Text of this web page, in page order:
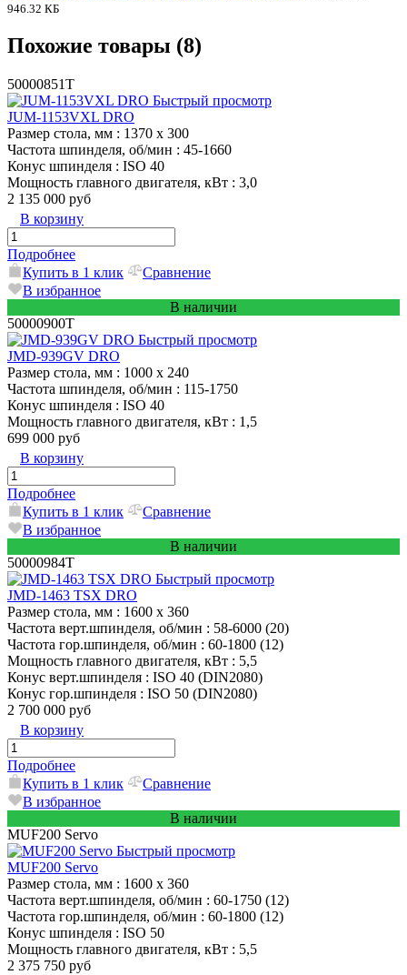
946.32 КБ
Похожие товары (8)
50000851T
Быстрый просмотр
JUM-1153VXL DRO
Размер стола, мм : 1370 x 300
Частота шпинделя, об/мин : 45-1660
Конус шпинделя : ISO 40
Мощность главного двигателя, кВт : 3,0
2 135 000 руб
В корзину
Подробнее
Купить в 1 клик
Сравнение
В избранное
В наличии
50000900T
Быстрый просмотр
JMD-939GV DRO
Размер стола, мм : 1000 х 240
Частота шпинделя, об/мин : 115-1750
Конус шпинделя : ISO 40
Мощность главного двигателя, кВт : 1,5
699 000 руб
В корзину
Подробнее
Купить в 1 клик
Сравнение
В избранное
В наличии
50000984T
Быстрый просмотр
JMD-1463 TSX DRO
Размер стола, мм : 1600 x 360
Частота верт.шпинделя, об/мин : 58-6000 (20)
Частота гор.шпинделя, об/мин : 60-1800 (12)
Мощность главного двигателя, кВт : 5,5
Конус верт.шпинделя : ISO 40 (DIN2080)
Конус гор.шпинделя : ISO 50 (DIN2080)
2 700 000 руб
В корзину
Подробнее
Купить в 1 клик
Сравнение
В избранное
В наличии
MUF200 Servo
Быстрый просмотр
MUF200 Servo
Размер стола, мм : 1600 x 360
Частота верт.шпинделя, об/мин : 60-1750 (12)
Частота гор.шпинделя, об/мин : 60-1800 (12)
Конус шпинделя : ISO 50
Мощность главного двигателя, кВт : 5,5
2 375 750 руб